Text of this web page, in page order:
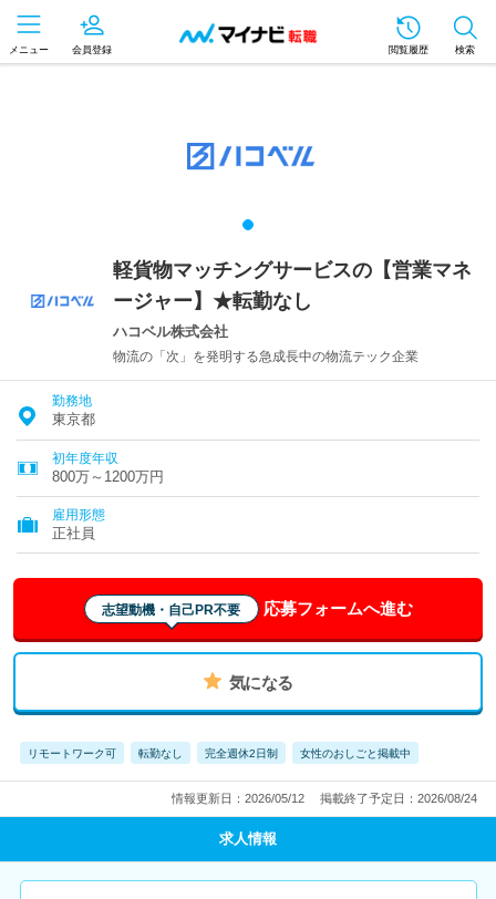
メニュー 会員登録 閲覧履歴 検索
軽貨物マッチングサービスの【営業マネ
ージャー】★転勤なし
ハコベル株式会社
物流の「次」を発明する急成長中の物流テック企業
勤務地
東京都
初年度年収
800万～1200万円
雇用形態
正社員
志望動機・自己PR不要 応募フォームへ進む
気になる
リモートワーク可 転勤なし 完全週休2日制 女性のおしごと掲載中
情報更新日：2026/05/12 掲載終了予定日：2026/08/24
求人情報